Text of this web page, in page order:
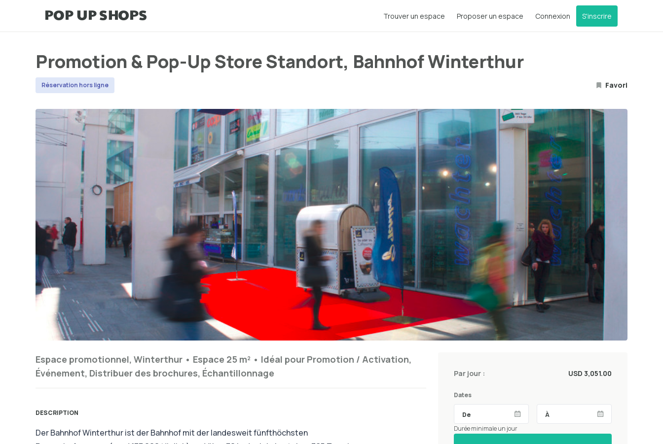
Trouver un espace Proposer un espace Connexion S'inscrire
Promotion & Pop-Up Store Standort, Bahnhof Winterthur
Réservation hors ligne Favori
Espace promotionnel, Winterthur • Espace 25 m² • Idéal pour Promotion / Activation,
Événement, Distribuer des brochures, Échantillonnage
DESCRIPTION
Der Bahnhof Winterthur ist der Bahnhof mit der landesweit fünfthöchsten
Par jour : USD 3,051.00
Dates
Durée minimale un jour